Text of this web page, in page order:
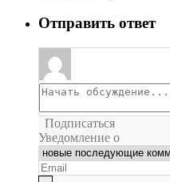
Отправить ответ
Подписаться
Уведомление о